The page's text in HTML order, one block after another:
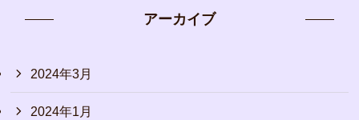
アーカイブ
2024年3月
2024年1月